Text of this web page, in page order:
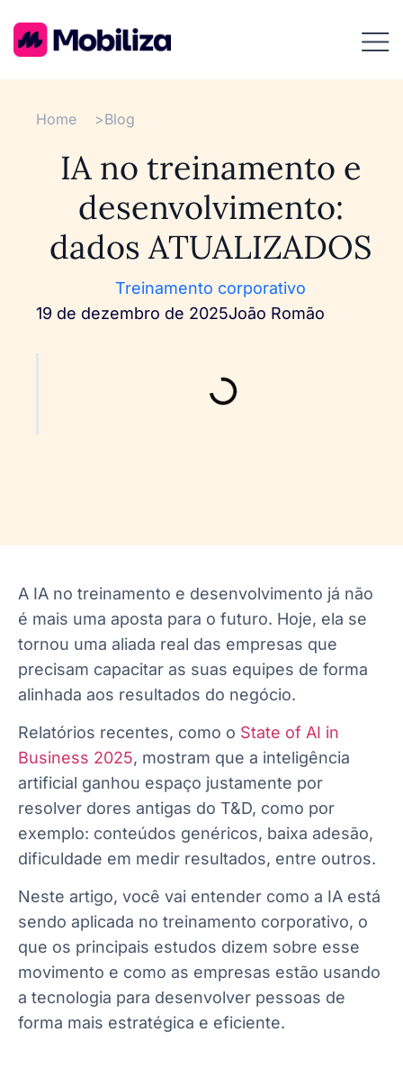
Home >Blog
IA no treinamento e
desenvolvimento:
dados ATUALIZADOS
Treinamento corporativo
19 de dezembro de 2025João Romão
A IA no treinamento e desenvolvimento já não
é mais uma aposta para o futuro. Hoje, ela se
tornou uma aliada real das empresas que
precisam capacitar as suas equipes de forma
alinhada aos resultados do negócio.
Relatórios recentes, como o State of AI in
Business 2025, mostram que a inteligência
artificial ganhou espaço justamente por
resolver dores antigas do T&D, como por
exemplo: conteúdos genéricos, baixa adesão,
dificuldade em medir resultados, entre outros.
Neste artigo, você vai entender como a IA está
sendo aplicada no treinamento corporativo, o
que os principais estudos dizem sobre esse
movimento e como as empresas estão usando
a tecnologia para desenvolver pessoas de
forma mais estratégica e eficiente.